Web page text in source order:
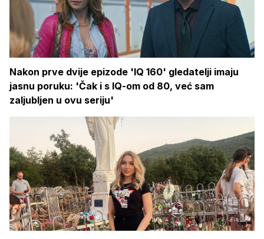
Nakon prve dvije epizode 'IQ 160' gledatelji imaju
jasnu poruku: 'Čak i s IQ-om od 80, već sam
zaljubljen u ovu seriju'